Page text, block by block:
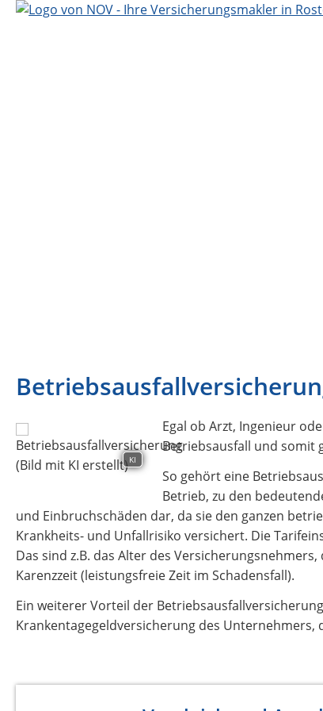
KI
Egal ob Arzt, Ingenieur
Betriebsausfall und somit
So gehört eine
Betrieb, zu den
und Einbruchschäden dar, da sie den ganzen
Krankheits- und Unfallrisiko versichert. Die
Das sind z.B. das Alter des
Karenzzeit (leistungsfreie Zeit im Schadensfall).
Ein weiterer Vorteil der
Krankentagegeldversicherung des